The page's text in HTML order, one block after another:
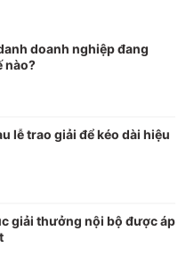
doanh nghiệp đang
nào?
lễ trao giải để kéo dài hiệu
giải thưởng nội bộ được áp